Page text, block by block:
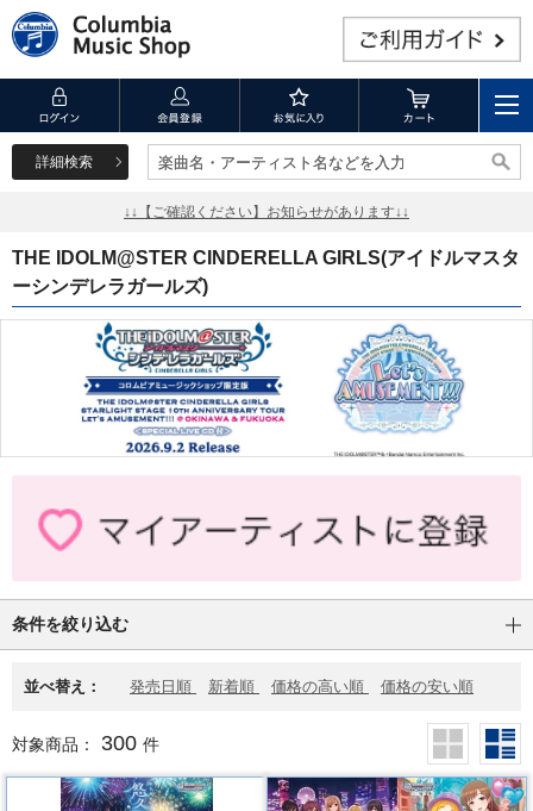
詳細検索 楽曲名・アーティスト名などを入力
楽曲名・アーティスト名などを入力
↓↓【ご確認ください】お知らせがあります↓↓
THE IDOLM@STER CINDERELLA GIRLS(アイドルマスタ
ーシンデレラガールズ)
条件を絞り込む
並べ替え： 発売日順 新着順 価格の高い順 価格の安い順
対象商品： 300 件